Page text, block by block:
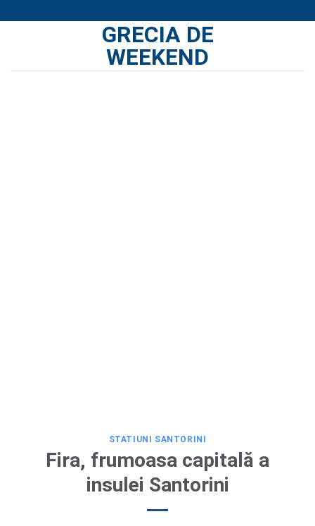
GRECIA DE
WEEKEND
STATIUNI SANTORINI
Fira, frumoasa capitală a
insulei Santorini